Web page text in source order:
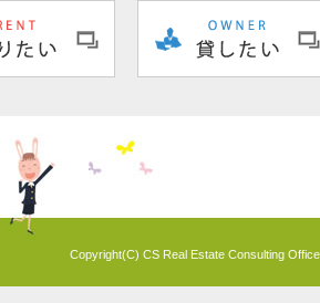
Copyright(C) CS Real Estate Consulting